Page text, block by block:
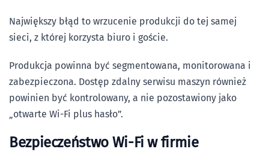
Największy błąd to wrzucenie produkcji do tej samej
sieci, z której korzysta biuro i goście.
Produkcja powinna być segmentowana, monitorowana i
zabezpieczona. Dostęp zdalny serwisu maszyn również
powinien być kontrolowany, a nie pozostawiony jako
„otwarte Wi-Fi plus hasło”.
Bezpieczeństwo Wi-Fi w firmie